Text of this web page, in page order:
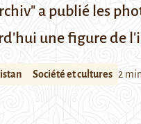
a publié les
une figure de
Société et cultures 2